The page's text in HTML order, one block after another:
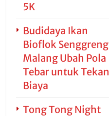
5K
Budidaya Ikan
Bioflok Senggreng
Malang Ubah Pola
Tebar untuk Tekan
Biaya
Tong Tong Night